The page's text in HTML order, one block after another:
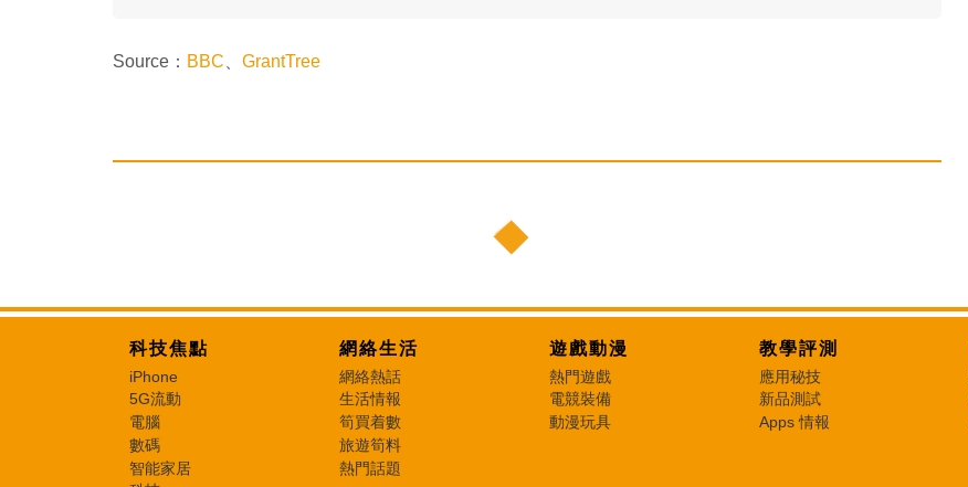
Source： BBC GrantTree
科技焦點
iPhone
5G流動
電腦
數碼
智能家居
網絡生活
網絡熱話
生活情報
筍買着數
旅遊筍料
熱門話題
遊戲動漫
熱門遊戲
電競裝備
動漫玩具
教學評測
應用秘技
新品測試
Apps 情報